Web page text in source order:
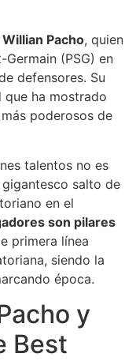
Pacho, quien
(PSG) en
defensores. Su
que ha mostrado
poderosos de
talentos no es
salto de
en el
son pilares
primera línea
siendo la
época.
y
Best